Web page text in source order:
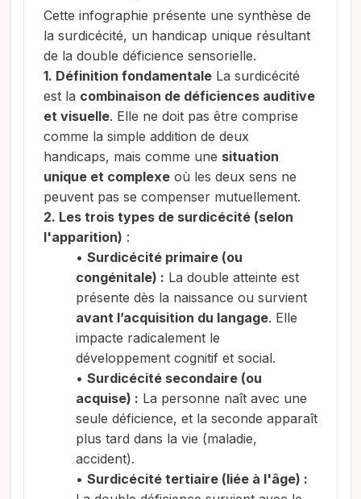
Cette infographie présente une synthèse de
la surdicécité, un handicap unique résultant
de la double déficience sensorielle.
1. Définition fondamentale La surdicécité
est la combinaison de déficiences auditive
et visuelle. Elle ne doit pas être comprise
comme la simple addition de deux
handicaps, mais comme une situation
unique et complexe où les deux sens ne
peuvent pas se compenser mutuellement.
2. Les trois types de surdicécité (selon
l'apparition) :
• Surdicécité primaire (ou
congénitale) : La double atteinte est
présente dès la naissance ou survient
avant l’acquisition du langage. Elle
impacte radicalement le
développement cognitif et social.
• Surdicécité secondaire (ou
acquise) : La personne naît avec une
seule déficience, et la seconde apparaît
plus tard dans la vie (maladie,
accident).
• Surdicécité tertiaire (liée à l'âge) :